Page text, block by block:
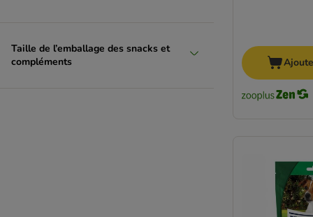
Taille de l’emballage des snacks et
compléments